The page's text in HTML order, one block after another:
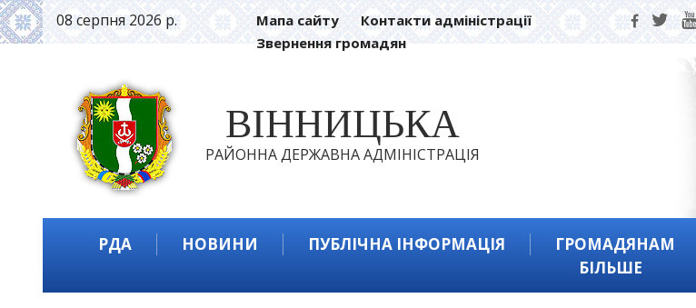
08 серпня 2026 р. Мапа сайту
Контакти адміністрації
Звернення громадян
ВІННИЦЬКА
РАЙОННА ДЕРЖАВНА АДМІНІСТРАЦІЯ
РДА НОВИНИ ПУБЛІЧНА ІНФОРМАЦІЯ ГРОМАДЯНАМ
БІЛЬШЕ